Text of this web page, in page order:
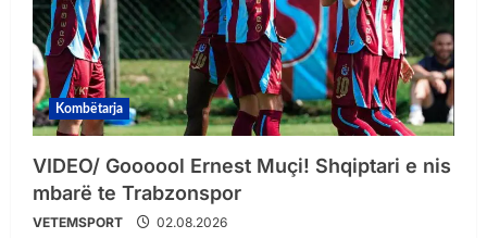
Kombëtarja
VIDEO/ Goooool Ernest Muçi! Shqiptari e nis
mbarë te Trabzonspor
VETEMSPORT 02.08.2026